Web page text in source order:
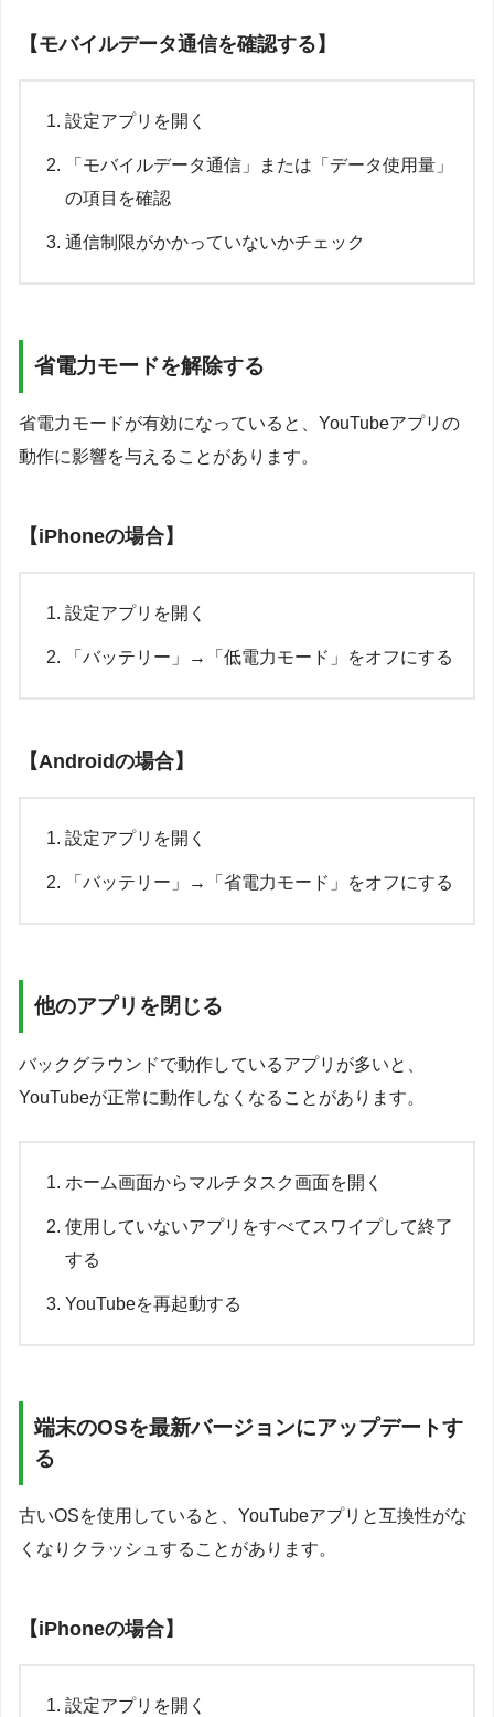
【モバイルデータ通信を確認する】
設定アプリを開く
「モバイルデータ通信」または「データ使用量」
の項目を確認
通信制限がかかっていないかチェック
省電力モードを解除する
省電力モードが有効になっていると、YouTubeアプリの
動作に影響を与えることがあります。
【iPhoneの場合】
設定アプリを開く
「バッテリー」→「低電力モード」をオフにする
【Androidの場合】
設定アプリを開く
「バッテリー」→「省電力モード」をオフにする
他のアプリを閉じる
バックグラウンドで動作しているアプリが多いと、
YouTubeが正常に動作しなくなることがあります。
ホーム画面からマルチタスク画面を開く
使用していないアプリをすべてスワイプして終了
する
YouTubeを再起動する
端末のOSを最新バージョンにアップデートす
る
古いOSを使用していると、YouTubeアプリと互換性がな
くなりクラッシュすることがあります。
【iPhoneの場合】
設定アプリを開く